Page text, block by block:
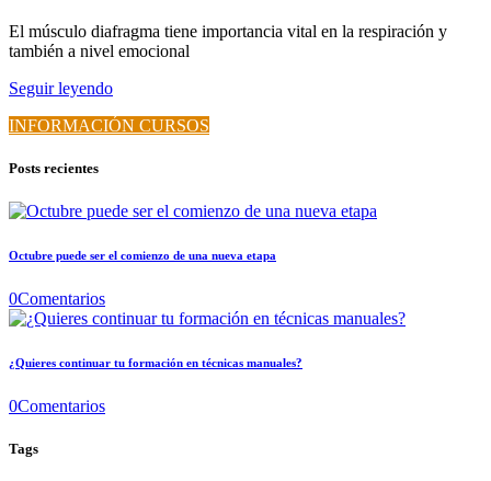
El músculo diafragma tiene importancia vital en la respiración y
también a nivel emocional
Seguir leyendo
INFORMACIÓN CURSOS
Posts recientes
Octubre puede ser el comienzo de una nueva etapa
0Comentarios
¿Quieres continuar tu formación en técnicas manuales?
0Comentarios
Tags